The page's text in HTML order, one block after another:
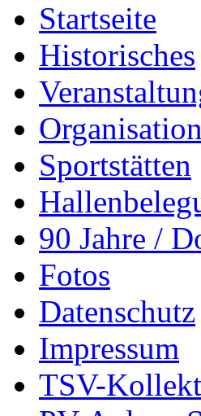
Startseite
Historisches
Organisation
Sportstätten
90 Jahre /
Fotos
Datenschutz
Impressum
TSV-